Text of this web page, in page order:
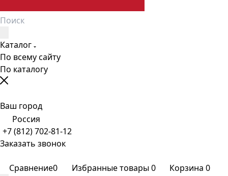
Каталог
По всему сайту
По каталогу
Ваш город
Россия
+7 (812) 702-81-12
Заказать звонок
Сравнение0 Избранные товары0 Корзина 0